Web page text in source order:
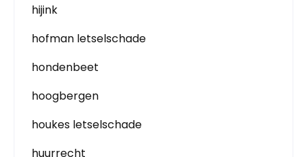
hijink
hofman letselschade
hondenbeet
hoogbergen
houkes letselschade
huurrecht